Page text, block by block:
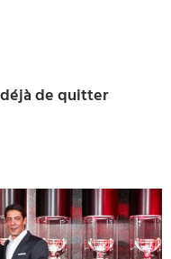
de quitter